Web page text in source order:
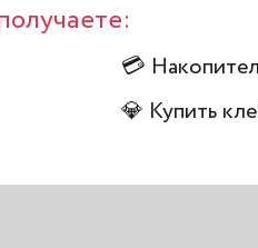
💳
💎 Купить